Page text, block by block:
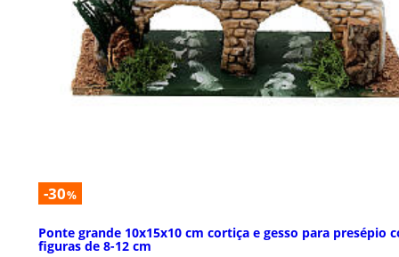
-30%
Ponte grande 10x15x10 cm cortiça e gesso para presépio
figuras de 8-12 cm